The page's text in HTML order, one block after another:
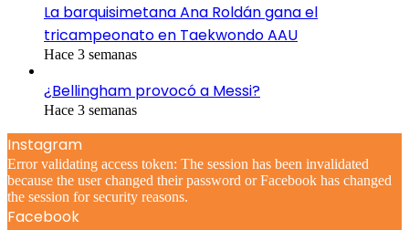
La barquisimetana Ana Roldán gana el
tricampeonato en Taekwondo AAU
Hace 3 semanas
¿Bellingham provocó a Messi?
Hace 3 semanas
Instagram
Error validating access token: The session has been invalidated
because the user changed their password or Facebook has changed
the session for security reasons.
Facebook